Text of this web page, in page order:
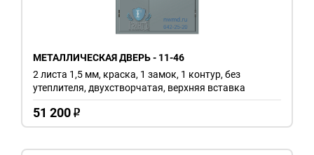
МЕТАЛЛИЧЕСКАЯ ДВЕРЬ - 11-46
51 200 o
2 листа 1,5 мм, краска, 1 замок, 1 контур, без
утеплителя, двухстворчатая, верхняя вставка